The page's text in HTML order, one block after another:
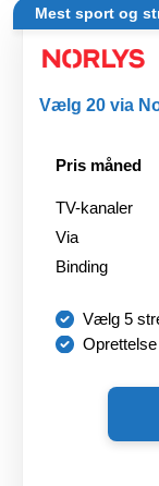
Mest sport og
Vælg 20 via
Pris måned
TV-kanaler
Via
Binding
Vælg 5